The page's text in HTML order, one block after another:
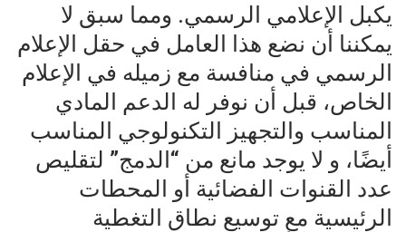
يكبل الإعلامي الرسمي. ومما سبق لا
يمكننا أن نضع هذا العامل في حقل الإعلام
الرسمي في منافسة مع زميله في الإعلام
الخاص، قبل أن نوفر له الدعم المادي
المناسب والتجهيز التكنولوجي المناسب
أيضًا، و لا يوجد مانع من “الدمج” لتقليص
عدد القنوات الفضائية أو المحطات
الرئيسية مع توسيع نطاق التغطية